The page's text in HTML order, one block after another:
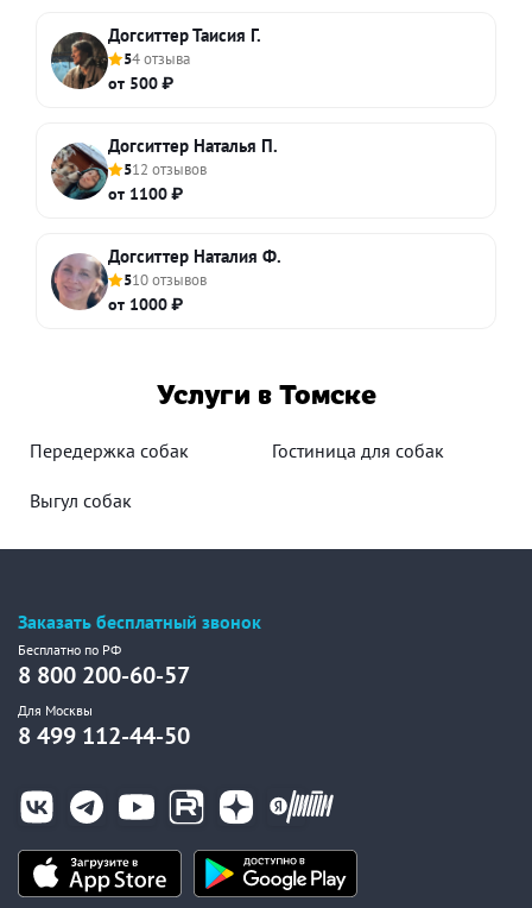
Догситтер Таисия Г.
54 отзыва
от 500 ₽
Догситтер Наталья П.
512 отзывов
от 1100 ₽
Догситтер Наталия Ф.
510 отзывов
от 1000 ₽
Услуги в Томске
Передержка собак Гостиница для собак
Выгул собак
Заказать бесплатный звонок
Бесплатно по РФ
8 800 200-60-57
Для Москвы
8 499 112-44-50